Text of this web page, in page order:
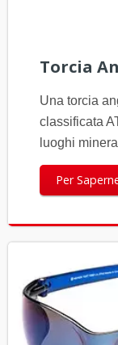
Torcia
Una torcia
classificata
luoghi
Per